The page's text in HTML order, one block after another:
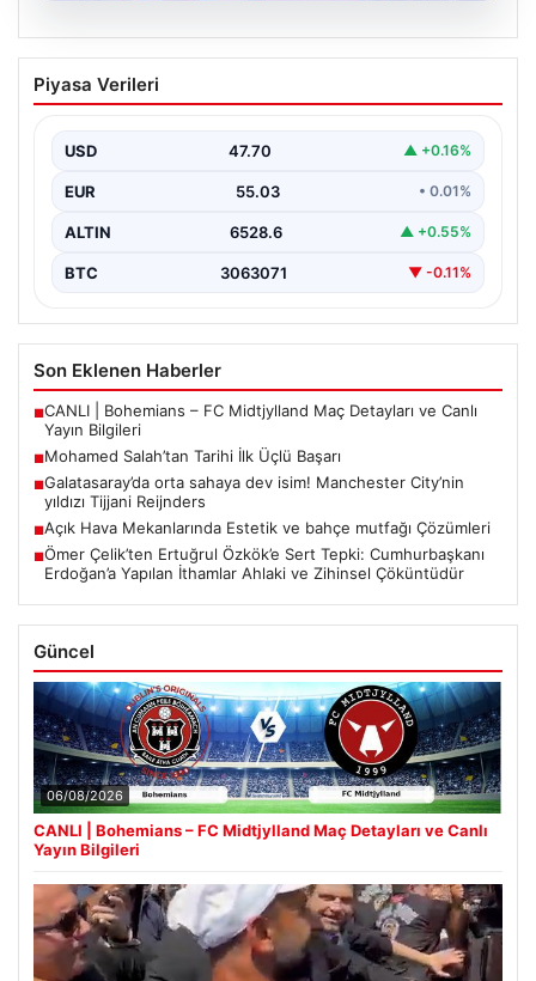
Mohamed Salah’tan Tarihi İlk Üçlü
Başarı
önemli bir dönüm noktasına imza attı. Takımının
hücum…
Piyasa Verileri
USD 47.70 ▲ +0.16%
EUR 55.03 • 0.01%
ALTIN 6528.6 ▲ +0.55%
BTC 3063071 ▼ -0.11%
Son Eklenen Haberler
■CANLI | Bohemians – FC Midtjylland Maç Detayları ve Canlı
Yayın Bilgileri
■Mohamed Salah’tan Tarihi İlk Üçlü Başarı
■Galatasaray’da orta sahaya dev isim! Manchester City’nin
yıldızı Tijjani Reijnders
■Açık Hava Mekanlarında Estetik ve bahçe mutfağı Çözümleri
■Ömer Çelik’ten Ertuğrul Özkök’e Sert Tepki: Cumhurbaşkanı
Erdoğan’a Yapılan İthamlar Ahlaki ve Zihinsel Çöküntüdür
Güncel
06/08/2026
CANLI | Bohemians – FC Midtjylland Maç Detayları ve Canlı
Yayın Bilgileri